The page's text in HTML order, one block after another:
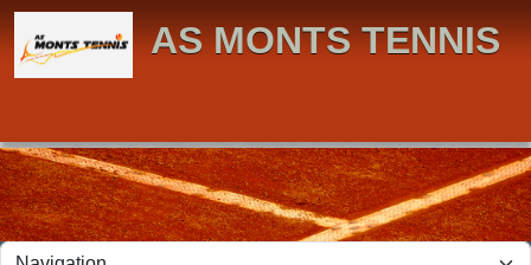
AS MONTS TENNIS
Panneau de gestion des cookies